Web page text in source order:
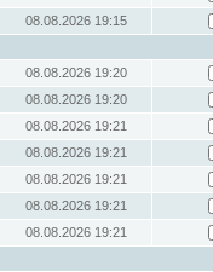
08.08.2026 19:15
08.08.2026 19:20
08.08.2026 19:20
08.08.2026 19:21
08.08.2026 19:21
08.08.2026 19:21
08.08.2026 19:21
08.08.2026 19:21